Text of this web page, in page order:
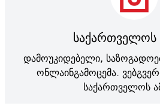
საქართველოს
დამოუკიდებელი,
ონლაინგამოცემა.
საქართველოს